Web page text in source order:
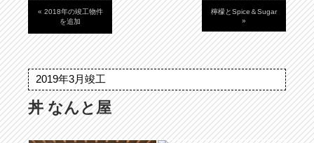
« 2018年の竣工物件
を追加
檸檬とSpice＆Sugar
»
2019年3月竣工
丼 なんと屋